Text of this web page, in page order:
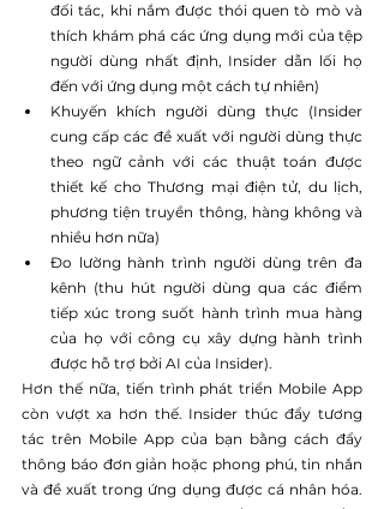
đối tác, khi nắm được thói quen tò mò và
thích khám phá các ứng dụng mới của tệp
người dùng nhất định, Insider dẫn lối họ
đến với ứng dụng một cách tự nhiên)
Khuyến khích người dùng thực (Insider
cung cấp các đề xuất với người dùng thực
theo ngữ cảnh với các thuật toán được
thiết kế cho Thương mại điện tử, du lịch,
phương tiện truyền thông, hàng không và
nhiều hơn nữa)
Đo lường hành trình người dùng trên đa
kênh (thu hút người dùng qua các điểm
tiếp xúc trong suốt hành trình mua hàng
của họ với công cụ xây dựng hành trình
được hỗ trợ bởi AI của Insider).
Hơn thế nữa, tiến trình phát triển Mobile App
còn vượt xa hơn thế. Insider thúc đẩy tương
tác trên Mobile App của bạn bằng cách đẩy
thông báo đơn giản hoặc phong phú, tin nhắn
và đề xuất trong ứng dụng được cá nhân hóa.